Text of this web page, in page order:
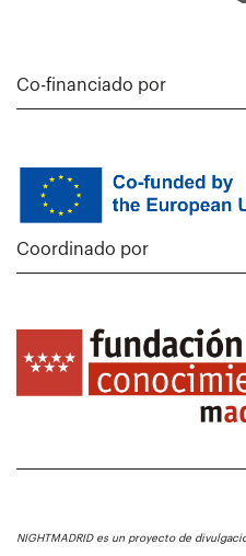
Co-financiado por
Coordinado por
NIGHTMADRID es un proyecto de